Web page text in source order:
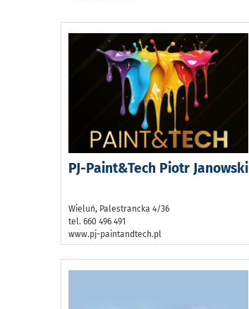
PJ-Paint&Tech Piotr Janowski
Wieluń, Palestrancka 4/36
tel. 660 496 491
www.pj-paintandtech.pl